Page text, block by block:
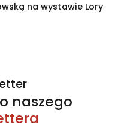
na wystawie Lory
naszego